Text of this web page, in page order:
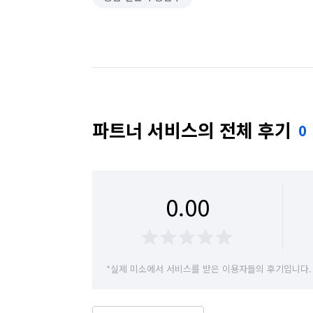
파트너 서비스의 전체 후기 0
0.00
*실제 미소에서 서비스를 받은 이용자들의 후기입니다.